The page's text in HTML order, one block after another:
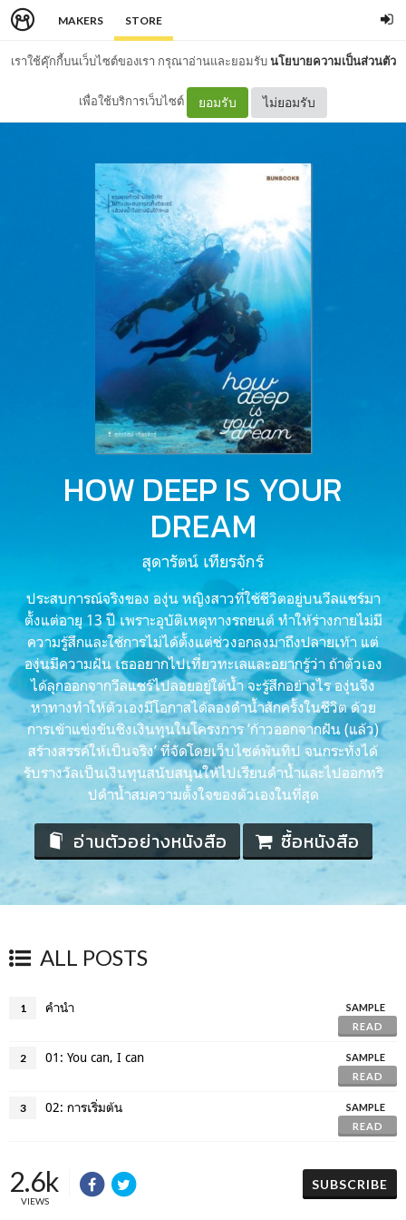
MAKERS STORE
เราใช้คุ๊กกี้บนเว็บไซต์ของเรา กรุณาอ่านและยอมรับนโยบายความเป็นส่วนตัว
เพื่อใช้บริการเว็บไซต์ ยอมรับ ไม่ยอมรับ
HOW DEEP IS YOUR
DREAM
สุดารัตน์ เทียรจักร์
ประสบการณ์จริงของ องุ่น หญิงสาวที่ใช้ชีวิตอยู่บนวีลแชร์มา
ตั้งแต่อายุ 13 ปี เพราะอุบัติเหตุทางรถยนต์ ทำให้ร่างกายไม่มี
ความรู้สึกและใช้การไม่ได้ตั้งแต่ช่วงอกลงมาถึงปลายเท้า แต่
องุ่นมีความฝัน เธออยากไปเที่ยวทะเลและอยากรู้ว่า ถ้าตัวเอง
ได้ลุกออกจากวีลแชร์ไปลอยอยู่ใต้น้ำ จะรู้สึกอย่างไร องุ่นจึง
หาทางทำให้ตัวเองมีโอกาสได้ลองดำน้ำสักครั้งในชีวิต ด้วย
การเข้าแข่งขันชิงเงินทุนในโครงการ ‘ก้าวออกจากฝัน (แล้ว)
สร้างสรรค์ให้เป็นจริง’ ที่จัดโดยเว็บไซต์พันทิป จนกระทั่งได้
รับรางวัลเป็นเงินทุนสนับสนุนให้ไปเรียนดำน้ำและไปออกทริ
ปดำน้ำสมความตั้งใจของตัวเองในที่สุด
อ่านตัวอย่างหนังสือ ซื้อหนังสือ
ALL POSTS
1 คำนำ
SAMPLE
READ
2 01: You can, I can
SAMPLE
READ
3 02: การเริ่มต้น
SAMPLE
READ
2.6k
VIEWS
SUBSCRIBE